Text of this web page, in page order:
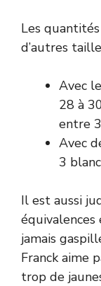
Les
d’autres
Avec
28 à
entre
Avec
3
Il est aussi
équivalences
jamais
Franck aime
trop de